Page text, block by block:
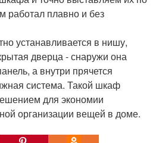
работал плавно и без
устанавливается в нишу,
дверца - снаружи она
а внутри прячется
система. Такой шкаф
для экономии
организации вещей в доме.